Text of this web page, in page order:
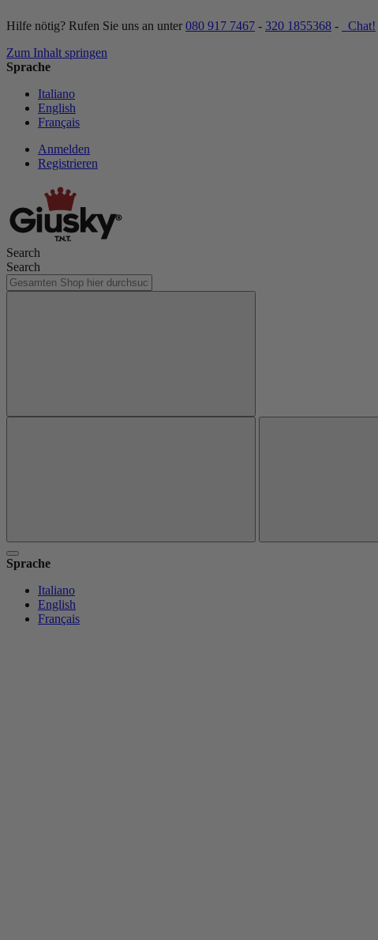
Hilfe nötig? Rufen Sie uns an unter 080 917 7467 - 320 1855368 - Chat!
Zum Inhalt springen
Sprache
Italiano
English
Français
Anmelden
Registrieren
Search
Search
Sprache
Italiano
English
Français